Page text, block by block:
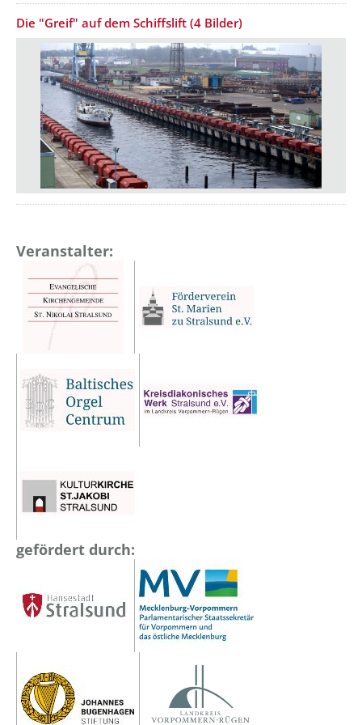
Die "Greif" auf dem Schiffslift (4 Bilder)
Veranstalter:
gefördert durch: